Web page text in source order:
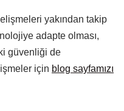
yakından takip
adapte olması,
güvenliği de
için blog sayfamızı